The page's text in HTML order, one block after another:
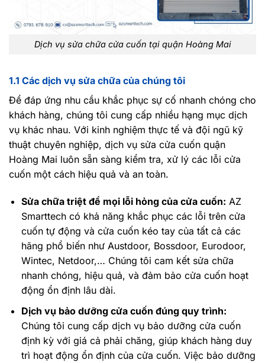
Dịch vụ sửa chữa cửa cuốn tại quận Hoàng Mai
1.1 Các dịch vụ sửa chữa của chúng tôi
Để đáp ứng nhu cầu khắc phục sự cố nhanh chóng cho
khách hàng, chúng tôi cung cấp nhiều hạng mục dịch
vụ khác nhau. Với kinh nghiệm thực tế và đội ngũ kỹ
thuật chuyên nghiệp, dịch vụ sửa cửa cuốn quận
Hoàng Mai luôn sẵn sàng kiểm tra, xử lý các lỗi cửa
cuốn một cách hiệu quả và an toàn.
Sửa chữa triệt để mọi lỗi hỏng của cửa cuốn: AZ
Smarttech có khả năng khắc phục các lỗi trên cửa
cuốn tự động và cửa cuốn kéo tay của tất cả các
hãng phổ biến như Austdoor, Bossdoor, Eurodoor,
Wintec, Netdoor,… Chúng tôi cam kết sửa chữa
nhanh chóng, hiệu quả, và đảm bảo cửa cuốn hoạt
động ổn định lâu dài.
Dịch vụ bảo dưỡng cửa cuốn đúng quy trình:
Chúng tôi cung cấp dịch vụ bảo dưỡng cửa cuốn
định kỳ với giá cả phải chăng, giúp khách hàng duy
trì hoạt động ổn định của cửa cuốn. Việc bảo dưỡng